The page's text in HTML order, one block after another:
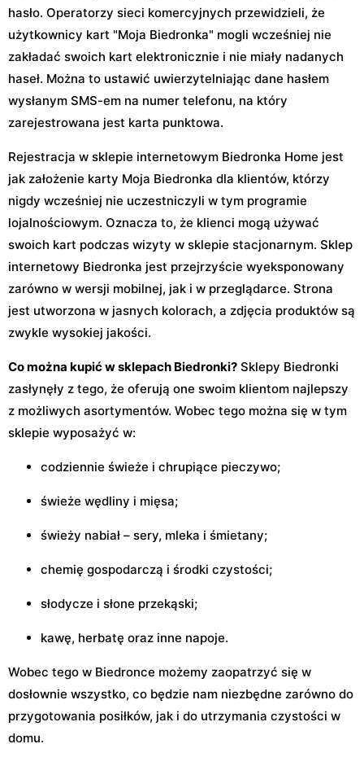
hasło. Operatorzy sieci komercyjnych przewidzieli, że
użytkownicy kart "Moja Biedronka" mogli wcześniej nie
zakładać swoich kart elektronicznie i nie miały nadanych
haseł. Można to ustawić uwierzytelniając dane hasłem
wysłanym SMS-em na numer telefonu, na który
zarejestrowana jest karta punktowa.
Rejestracja w sklepie internetowym Biedronka Home jest
jak założenie karty Moja Biedronka dla klientów, którzy
nigdy wcześniej nie uczestniczyli w tym programie
lojalnościowym. Oznacza to, że klienci mogą używać
swoich kart podczas wizyty w sklepie stacjonarnym. Sklep
internetowy Biedronka jest przejrzyście wyeksponowany
zarówno w wersji mobilnej, jak i w przeglądarce. Strona
jest utworzona w jasnych kolorach, a zdjęcia produktów są
zwykle wysokiej jakości.
Co można kupić w sklepach Biedronki? Sklepy Biedronki
zasłynęły z tego, że oferują one swoim klientom najlepszy
z możliwych asortymentów. Wobec tego można się w tym
sklepie wyposażyć w:
codziennie świeże i chrupiące pieczywo;
świeże wędliny i mięsa;
świeży nabiał – sery, mleka i śmietany;
chemię gospodarczą i środki czystości;
słodycze i słone przekąski;
kawę, herbatę oraz inne napoje.
Wobec tego w Biedronce możemy zaopatrzyć się w
dosłownie wszystko, co będzie nam niezbędne zarówno do
przygotowania posiłków, jak i do utrzymania czystości w
domu.